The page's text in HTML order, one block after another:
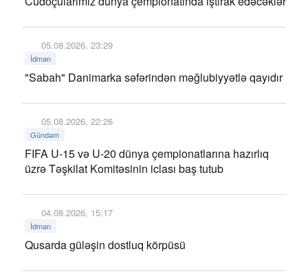
05.08.2026, 23:29
İdman
"Sabah" Danimarka səfərindən məğlubiyyətlə qayıdır
05.08.2026, 22:26
Gündəm
FIFA U-15 və U-20 dünya çempionatlarına hazırlıq
üzrə Təşkilat Komitəsinin iclası baş tutub
04.08.2026, 15:17
İdman
Qusarda güləşin dostluq körpüsü